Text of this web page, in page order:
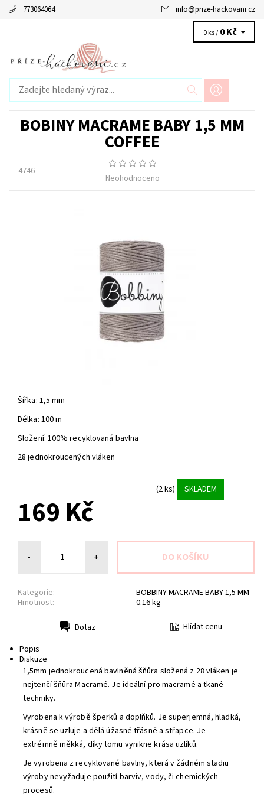
773064064 info@prize-hackovani.cz
0 ks / 0 Kč
BOBINY MACRAME BABY 1,5 MM
COFFEE
4746
Neohodnoceno
Šířka: 1,5 mm
Délka: 100 m
Složení: 100% recyklovaná bavlna
28 jednokroucených vláken
(2 ks) SKLADEM
169 Kč
- +
Kategorie:
BOBBINY MACRAME BABY 1,5 MM
Hmotnost:
0.16 kg
Dotaz
Hlídat cenu
Popis
Diskuze
1,5mm jednokroucená bavlněná šňůra složená z 28 vláken je
nejtenčí šňůra Macramé. Je ideální pro macramé a tkané
techniky.
Vyrobena k výrobě šperků a doplňků. Je superjemná, hladká,
krásně se uzluje a dělá úžasné třásně a střapce. Je
extrémně měkká, díky tomu vynikne krása uzlíků.
Je vyrobena z recyklované bavlny, která v žádném stadiu
výroby nevyžaduje použití barviv, vody, či chemických
procesů.